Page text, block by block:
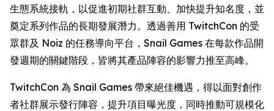
生態系統接軌，以促進初期社群互動、加快提升知名度，並
奠定系列作品的長期發展潛力。透過善用 TwitchCon 的受
眾群及 Noiz 的任務導向平台，Snail Games 在每款作品開
發週期的關鍵階段，皆將其產品陣容的影響力推至高峰。
TwitchCon 為 Snail Games 帶來絕佳機遇，得以面對創作
者社群展示發行陣容，提升項目曝光度，同時推動可規模化